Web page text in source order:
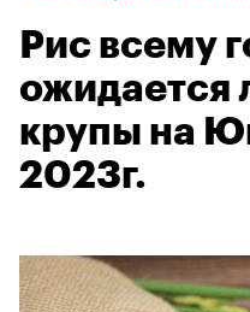
Рис всему
ожидается
крупы на
2023г.